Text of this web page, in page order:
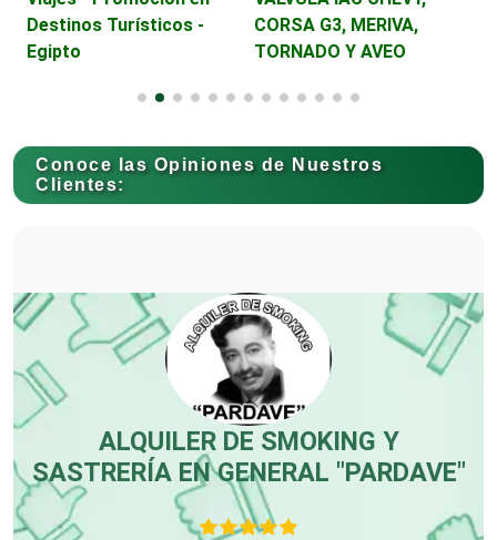
Cancelería de Aluminio
Carpinterías
Centros Comerciales
Centros de Espectáculos
Destinos Turísticos -
Egipto
CORSA G3, MERIVA,
TORNADO Y AVEO
Conoce las Opiniones de Nuestros
Clientes:
ALQUILER DE SMOKING Y
SASTRERÍA EN GENERAL "PARDAVE"